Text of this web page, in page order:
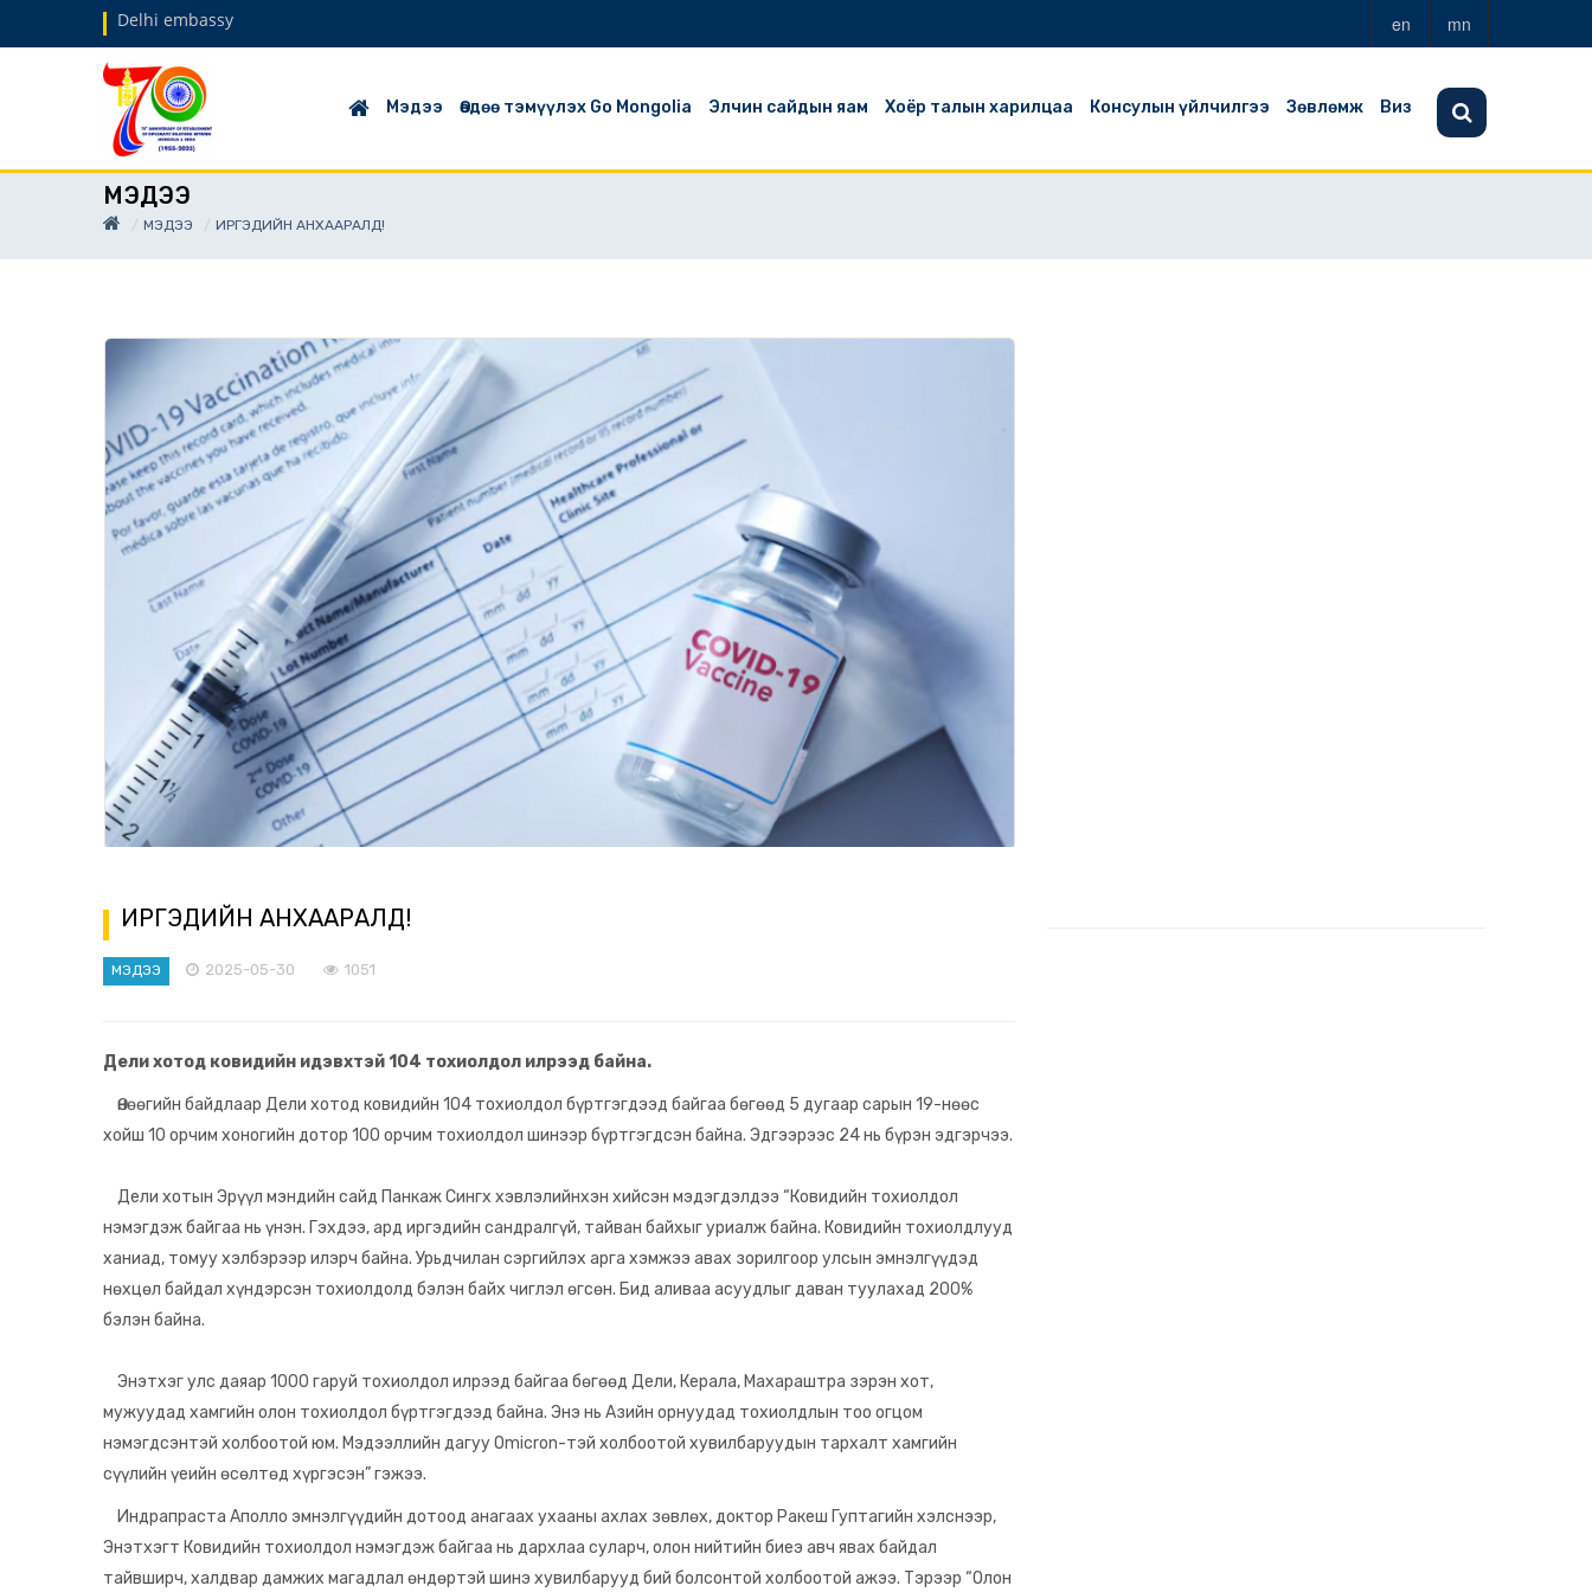
Delhi embassy en mn
Мэдээ Өөдөө тэмүүлэх Go Mongolia Элчин сайдын яам Хоёр талын харилцаа Консулын үйлчилгээ Зөвлөмж Виз
МЭДЭЭ
МЭДЭЭ ИРГЭДИЙН АНХААРАЛД!
ИРГЭДИЙН АНХААРАЛД!
МЭДЭЭ 2025-05-30 1051
Дели хотод ковидийн идэвхтэй 104 тохиолдол илрээд байна.
Өнөөгийн байдлаар Дели хотод ковидийн 104 тохиолдол бүртгэгдээд байгаа бөгөөд 5 дугаар сарын 19-нөөс
хойш 10 орчим хоногийн дотор 100 орчим тохиолдол шинээр бүртгэгдсэн байна. Эдгээрээс 24 нь бүрэн эдгэрчээ.
Дели хотын Эрүүл мэндийн сайд Панкаж Сингх хэвлэлийнхэн хийсэн мэдэгдэлдээ “Ковидийн тохиолдол
нэмэгдэж байгаа нь үнэн. Гэхдээ, ард иргэдийн сандралгүй, тайван байхыг уриалж байна. Ковидийн тохиолдлууд
ханиад, томуу хэлбэрээр илэрч байна. Урьдчилан сэргийлэх арга хэмжээ авах зорилгоор улсын эмнэлгүүдэд
нөхцөл байдал хүндэрсэн тохиолдолд бэлэн байх чиглэл өгсөн. Бид аливаа асуудлыг даван туулахад 200%
бэлэн байна.
Энэтхэг улс даяар 1000 гаруй тохиолдол илрээд байгаа бөгөөд Дели, Керала, Махараштра зэрэн хот,
мужуудад хамгийн олон тохиолдол бүртгэгдээд байна. Энэ нь Азийн орнуудад тохиолдлын тоо огцом
нэмэгдсэнтэй холбоотой юм. Мэдээллийн дагуу Omicron-тэй холбоотой хувилбаруудын тархалт хамгийн
сүүлийн үеийн өсөлтөд хүргэсэн” гэжээ.
Индрапраста Аполло эмнэлгүүдийн дотоод анагаах ухааны ахлах зөвлөх, доктор Ракеш Гуптагийн хэлснээр,
Энэтхэгт Ковидийн тохиолдол нэмэгдэж байгаа нь дархлаа суларч, олон нийтийн биеэ авч явах байдал
тайвширч, халдвар дамжих магадлал өндөртэй шинэ хувилбарууд бий болсонтой холбоотой ажээ. Тэрээр “Олон